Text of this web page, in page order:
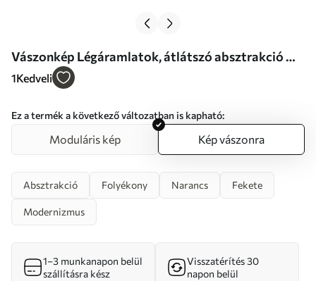
Vászonkép Légáramlatok, átlátszó absztrakció Nr
s46332
1Kedveli
Ez a termék a következő változatban is kapható:
Moduláris kép Kép vászonra
Absztrakció Folyékony Narancs Fekete
Modernizmus
1–3 munkanapon belül
szállításra kész
Visszatérítés 30
napon belül